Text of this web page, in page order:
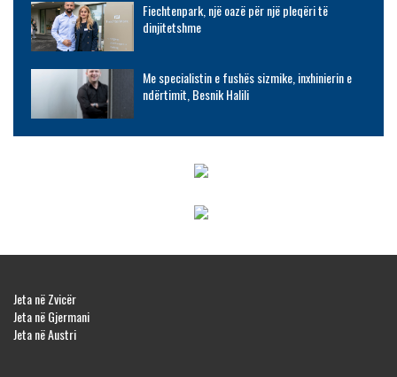
Fiechtenpark, një oazë për një pleqëri të
dinjitetshme
Me specialistin e fushës sizmike, inxhinierin e
ndërtimit, Besnik Halili
Jeta në Zvicër
Jeta në Gjermani
Jeta në Austri